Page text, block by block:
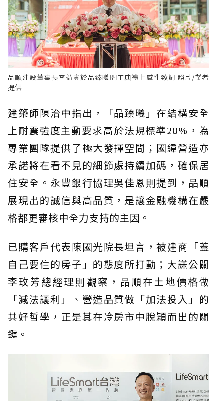
品順建設董事長李益寬於品臻曦開工典禮上感性致詞 照片/業者
提供
建築師陳治中指出，「品臻曦」在結構安全
上耐震強度主動要求高於法規標準20%，為
專業團隊提供了極大發揮空間；國緯營造亦
承諾將在看不見的細節處持續加碼，確保居
住安全。永豐銀行協理吳佳恩則提到，品順
展現出的誠信與高品質，是讓金融機構在嚴
格都更審核中全力支持的主因。
已購客戶代表陳國光院長坦言，被建商「蓋
自己要住的房子」的態度所打動；大謙公關
李玫芳總經理則觀察，品順在土地價格做
「減法讓利」、營造品質做「加法投入」的
共好哲學，正是其在冷房市中脫穎而出的關
鍵。